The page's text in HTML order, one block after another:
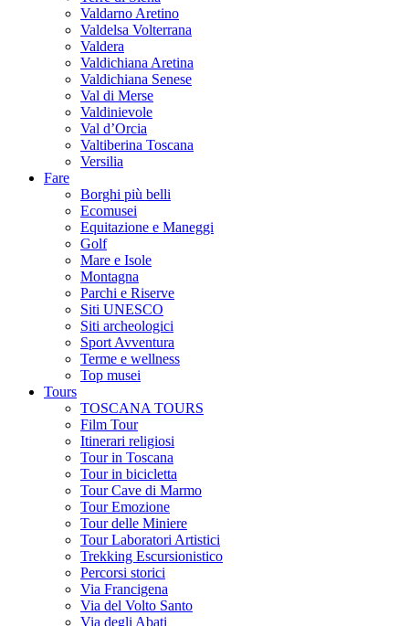
Valdarno Aretino
Valdelsa Volterrana
Valdera
Valdichiana Aretina
Valdichiana Senese
Val di Merse
Valdinievole
Val d’Orcia
Valtiberina Toscana
Versilia
Fare
Borghi più belli
Ecomusei
Equitazione e Maneggi
Golf
Mare e Isole
Montagna
Parchi e Riserve
Siti UNESCO
Siti archeologici
Sport Avventura
Terme e wellness
Top musei
Tours
TOSCANA TOURS
Film Tour
Itinerari religiosi
Tour in Toscana
Tour in bicicletta
Tour Cave di Marmo
Tour Emozione
Tour delle Miniere
Tour Laboratori Artistici
Trekking Escursionistico
Percorsi storici
Via Francigena
Via del Volto Santo
Via degli Abati